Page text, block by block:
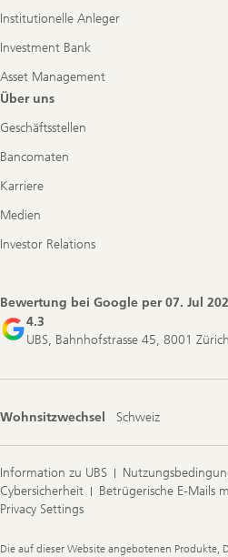
Institutionelle Anleger
Investment Bank
Asset Management
Über uns
Geschäftsstellen
Bancomaten
Karriere
Medien
Investor Relations
Bewertung bei Google per07. Jul
4.3
UBS, Bahnhofstrasse 45, 8001 Zürich
Wohnsitzwechsel Schweiz
Information zu UBS
Cybersicherheit
Betrügerische E-Mails
Privacy Settings
Legal
Die auf dieser Website angebotenen Produkte,